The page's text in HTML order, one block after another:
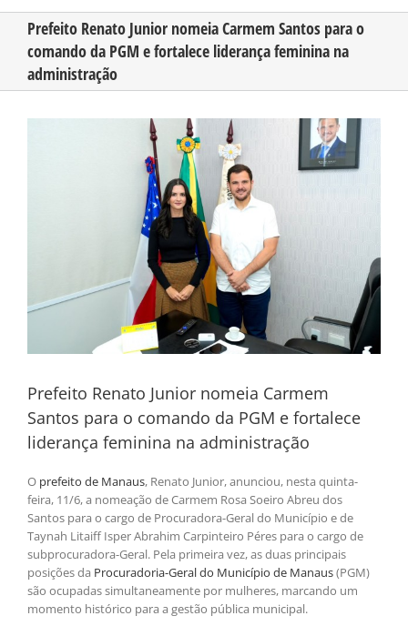
CONHEÇA O AMAZONAS
PUBLICIDADE
Prefeito Renato Junior nomeia Carmem Santos para o
comando da PGM e fortalece liderança feminina na
administração
Prefeito Renato Junior nomeia Carmem
Santos para o comando da PGM e fortalece
liderança feminina na administração
O prefeito de Manaus, Renato Junior, anunciou, nesta quinta-
feira, 11/6, a nomeação de Carmem Rosa Soeiro Abreu dos
Santos para o cargo de Procuradora-Geral do Município e de
Taynah Litaiff Isper Abrahim Carpinteiro Péres para o cargo de
subprocuradora-Geral. Pela primeira vez, as duas principais
posições da Procuradoria-Geral do Município de Manaus(PGM)
são ocupadas simultaneamente por mulheres, marcando um
momento histórico para a gestão pública municipal.